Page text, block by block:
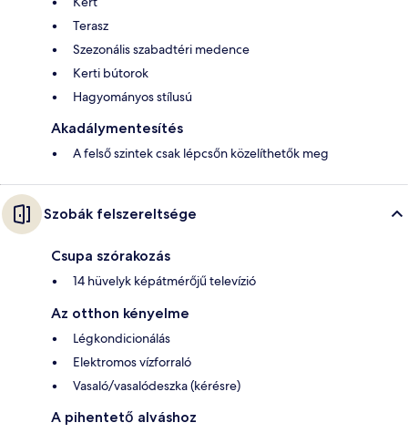
Terasz
Szezonális szabadtéri medence
Kerti bútorok
Hagyományos stílusú
Akadálymentesítés
A felső szintek csak lépcsőn közelíthetők meg
Szobák felszereltsége
Csupa szórakozás
14 hüvelyk képátmérőjű televízió
Az otthon kényelme
Légkondicionálás
Elektromos vízforraló
Vasaló/vasalódeszka (kérésre)
A pihentető alváshoz